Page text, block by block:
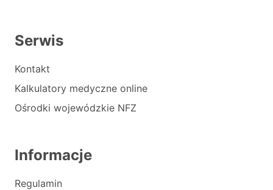
Serwis
Kontakt
Kalkulatory medyczne online
Ośrodki wojewódzkie NFZ
Informacje
Regulamin